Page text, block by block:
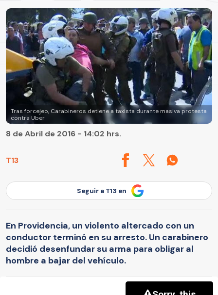
Tras forcejeo, Carabineros detiene a taxista durante masiva protesta
contra Uber
T13
8 de Abril de 2016 - 14:02 hrs.
Seguir a T13 en
En Providencia, un violento altercado con un
conductor terminó en su arresto. Un carabinero
decidió desenfundar su arma para obligar al
hombre a bajar del vehículo.